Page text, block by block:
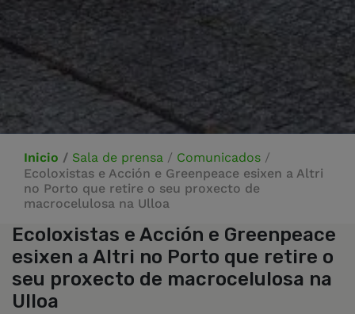
Inicio / Sala de prensa / Comunicados /
Ecoloxistas e Acción e Greenpeace esixen a Altri
no Porto que retire o seu proxecto de
macrocelulosa na Ulloa
Ecoloxistas e Acción e Greenpeace
esixen a Altri no Porto que retire o
seu proxecto de macrocelulosa na
Ulloa